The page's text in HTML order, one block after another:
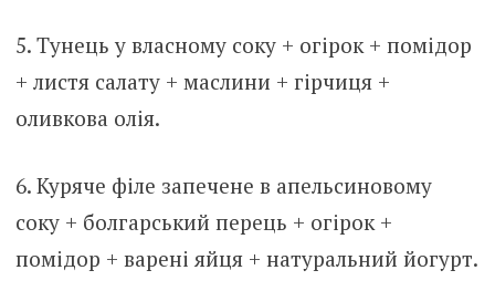
5. Тунець у власному соку + огірок + помідор
+ листя салату + маслини + гірчиця +
оливкова олія.
6. Куряче філе запечене в апельсиновому
соку + болгарський перець + огірок +
помідор + варені яйця + натуральний йогурт.